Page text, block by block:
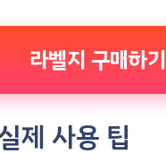
라벨지 구매하기
제 사용 팁